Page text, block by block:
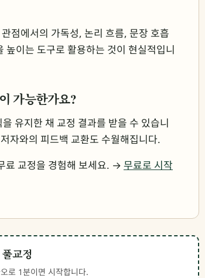
점에서의 가독성, 논리 흐름, 문장 호흡
이는 도구로 활용하는 것이 현실적입니
가능한가요?
유지한 채 교정 결과를 받을 수 있습니
자와의 피드백 교환도 수월해집니다.
료 교정을 경험해 보세요. → 무료로 시작
교정
로 1분이면 시작합니다.